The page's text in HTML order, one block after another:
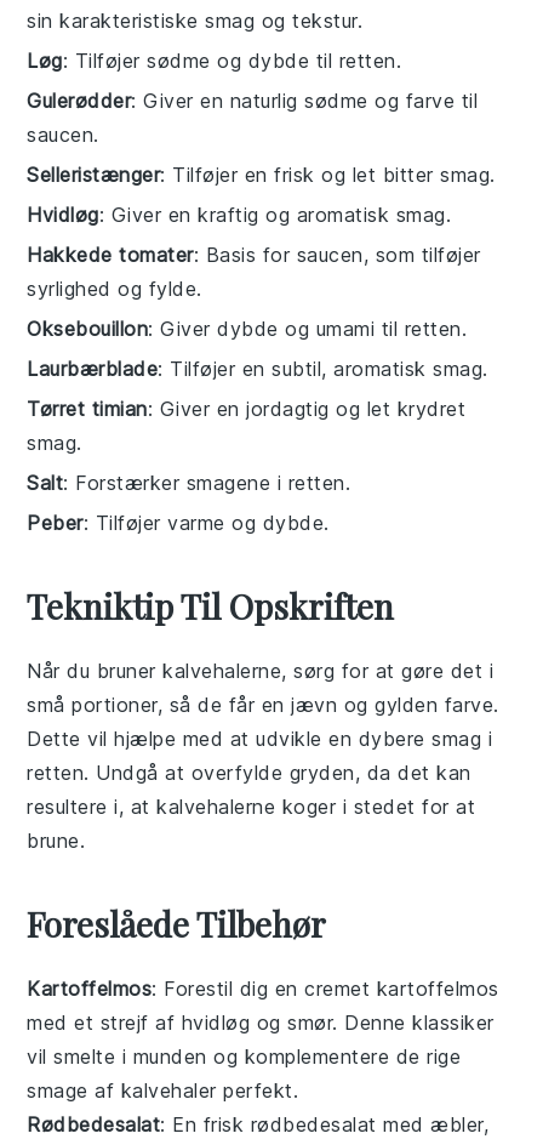
sin karakteristiske smag og tekstur.
Løg: Tilføjer sødme og dybde til retten.
Gulerødder: Giver en naturlig sødme og farve til
saucen.
Selleristænger: Tilføjer en frisk og let bitter smag.
Hvidløg: Giver en kraftig og aromatisk smag.
Hakkede tomater: Basis for saucen, som tilføjer
syrlighed og fylde.
Oksebouillon: Giver dybde og umami til retten.
Laurbærblade: Tilføjer en subtil, aromatisk smag.
Tørret timian: Giver en jordagtig og let krydret
smag.
Salt: Forstærker smagene i retten.
Peber: Tilføjer varme og dybde.
Tekniktip Til Opskriften
Når du brunerkalvehalerne, sørg for at gøre det i
små portioner, så de får en jævn og gylden farve.
Dette vil hjælpe med at udvikle en dybere smag i
retten. Undgå at overfylde gryden, da det kan
resultere i, atkalvehalerne koger i stedet for at
brune.
Foreslåede Tilbehør
Kartoffelmos: Forestil dig en cremet kartoffelmos
med et strejf af hvidløg ogsmør. Denne klassiker
vil smelte i munden og komplementere de rige
smage af kalvehaler perfekt.
Rødbedesalat: En frisk rødbedesalat medæbler,